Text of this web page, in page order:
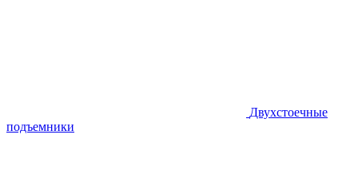
Двухстоечные
подъемники